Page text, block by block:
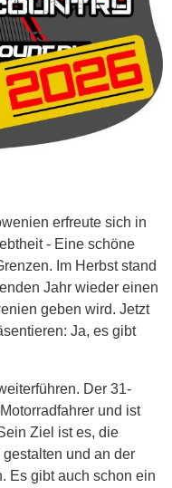
erfreute sich in
- Eine schöne
Im Herbst stand
Jahr wieder einen
geben wird. Jetzt
Ja, es gibt
Der 31-
und ist
Ziel ist es, die
und an der
Es gibt auch schon ein